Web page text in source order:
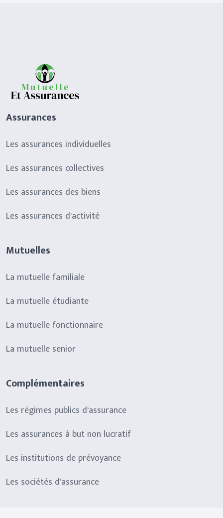
Assurances
Les assurances individuelles
Les assurances collectives
Les assurances des biens
Les assurances d’activité
Mutuelles
La mutuelle familiale
La mutuelle étudiante
La mutuelle fonctionnaire
La mutuelle senior
Complémentaires
Les régimes publics d’assurance
Les assurances à but non lucratif
Les institutions de prévoyance
Les sociétés d’assurance